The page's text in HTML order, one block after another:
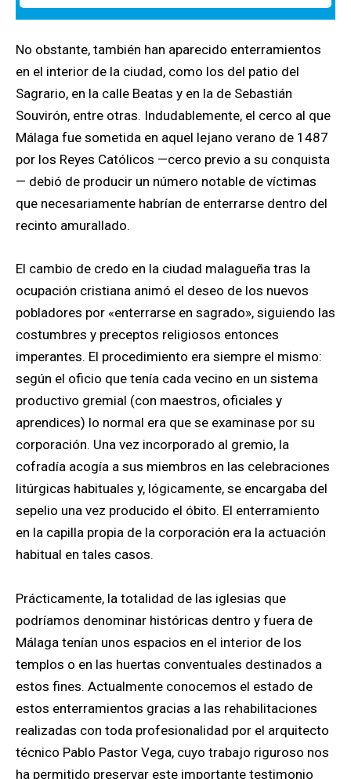
No obstante, también han aparecido enterramientos
en el interior de la ciudad, como los del patio del
Sagrario, en la calle Beatas y en la de Sebastián
Souvirón, entre otras. Indudablemente, el cerco al que
Málaga fue sometida en aquel lejano verano de 1487
por los Reyes Católicos —cerco previo a su conquista
— debió de producir un número notable de víctimas
que necesariamente habrían de enterrarse dentro del
recinto amurallado.
El cambio de credo en la ciudad malagueña tras la
ocupación cristiana animó el deseo de los nuevos
pobladores por «enterrarse en sagrado», siguiendo las
costumbres y preceptos religiosos entonces
imperantes. El procedimiento era siempre el mismo:
según el oficio que tenía cada vecino en un sistema
productivo gremial (con maestros, oficiales y
aprendices) lo normal era que se examinase por su
corporación. Una vez incorporado al gremio, la
cofradía acogía a sus miembros en las celebraciones
litúrgicas habituales y, lógicamente, se encargaba del
sepelio una vez producido el óbito. El enterramiento
en la capilla propia de la corporación era la actuación
habitual en tales casos.
Prácticamente, la totalidad de las iglesias que
podríamos denominar históricas dentro y fuera de
Málaga tenían unos espacios en el interior de los
templos o en las huertas conventuales destinados a
estos fines. Actualmente conocemos el estado de
estos enterramientos gracias a las rehabilitaciones
realizadas con toda profesionalidad por el arquitecto
técnico Pablo Pastor Vega, cuyo trabajo riguroso nos
ha permitido preservar este importante testimonio